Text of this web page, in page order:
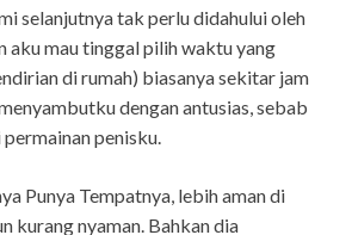
selanjutnya tak perlu didahului oleh
aku mau tinggal pilih waktu yang
di rumah) biasanya sekitar jam
dengan antusias, sebab
penisku.
Punya Tempatnya, lebih aman di
kurang nyaman. Bahkan dia